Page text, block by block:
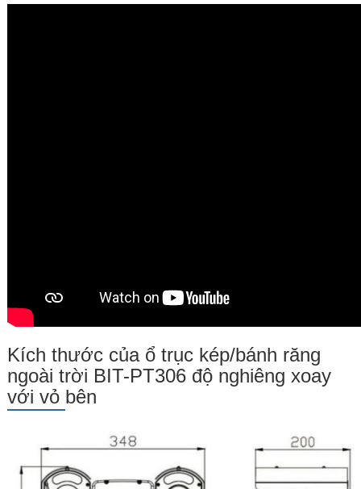
Kích thước của ổ trục kép/bánh răng
ngoài trời BIT-PT306 độ nghiêng xoay
với vỏ bên